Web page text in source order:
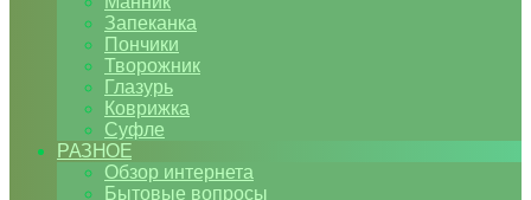
Запеканка
Пончики
Творожник
Глазурь
Коврижка
Суфле
РАЗНОЕ
Обзор интернета
Бытовые вопросы